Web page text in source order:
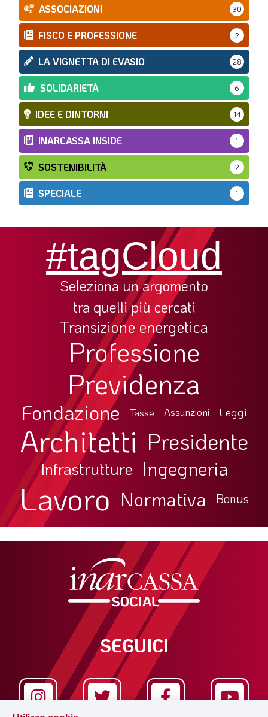
ASSOCIAZIONI 30
FISCO E PROFESSIONE 2
LA VIGNETTA DI EVASIO 28
SOLIDARIETÀ 6
IDEE E DINTORNI 14
INARCASSA INSIDE 1
SOSTENIBILITÀ 2
SPECIALE 1
#tagCloud
Seleziona un argomento
tra quelli più cercati
Transizione energetica
Professione
Previdenza
Fondazione Tasse Assunzioni Leggi
Architetti Presidente
Infrastrutture Ingegneria
Lavoro Normativa Bonus
SEGUICI